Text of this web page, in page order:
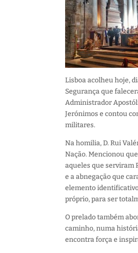
Lisboa acolheu hoje,
Segurança que
Administrador
Jerónimos e contou
militares.
Na homilia, D. Rui
Nação. Mencionou
aqueles que serviram
e a abnegação que
elemento
próprio, para ser
O prelado também
caminho, numa
encontra força e